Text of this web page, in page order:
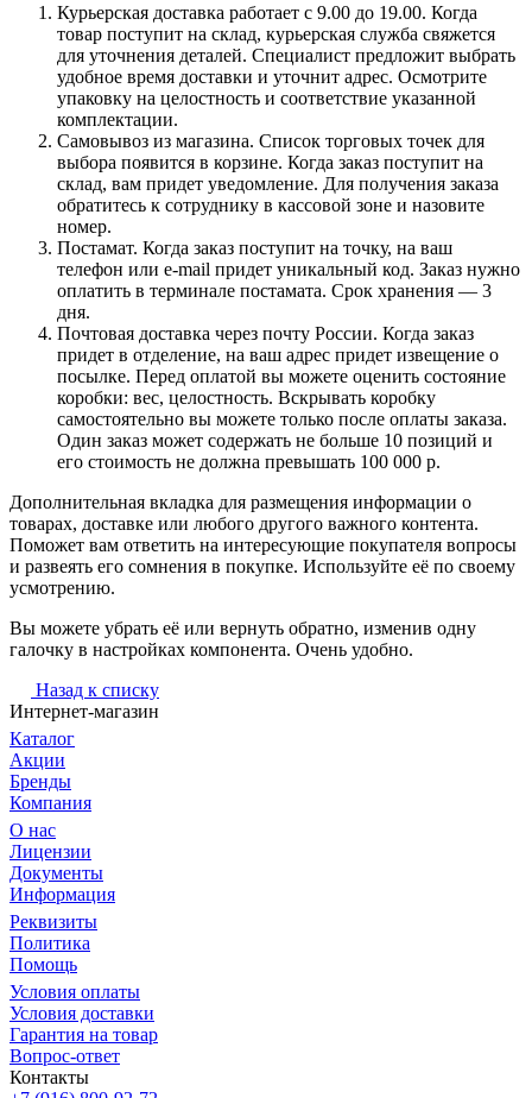
Курьерская доставка работает с 9.00 до 19.00. Когда
товар поступит на склад, курьерская служба свяжется
для уточнения деталей. Специалист предложит выбрать
удобное время доставки и уточнит адрес. Осмотрите
упаковку на целостность и соответствие указанной
комплектации.
Самовывоз из магазина. Список торговых точек для
выбора появится в корзине. Когда заказ поступит на
склад, вам придет уведомление. Для получения заказа
обратитесь к сотруднику в кассовой зоне и назовите
номер.
Постамат. Когда заказ поступит на точку, на ваш
телефон или e-mail придет уникальный код. Заказ нужно
оплатить в терминале постамата. Срок хранения — 3
дня.
Почтовая доставка через почту России. Когда заказ
придет в отделение, на ваш адрес придет извещение о
посылке. Перед оплатой вы можете оценить состояние
коробки: вес, целостность. Вскрывать коробку
самостоятельно вы можете только после оплаты заказа.
Один заказ может содержать не больше 10 позиций и
его стоимость не должна превышать 100 000 р.
Дополнительная вкладка для размещения информации о
товарах, доставке или любого другого важного контента.
Поможет вам ответить на интересующие покупателя вопросы
и развеять его сомнения в покупке. Используйте её по своему
усмотрению.
Вы можете убрать её или вернуть обратно, изменив одну
галочку в настройках компонента. Очень удобно.
Назад к списку
Интернет-магазин
Каталог
Акции
Бренды
Компания
О нас
Лицензии
Документы
Информация
Реквизиты
Политика
Помощь
Условия оплаты
Условия доставки
Гарантия на товар
Вопрос-ответ
Контакты